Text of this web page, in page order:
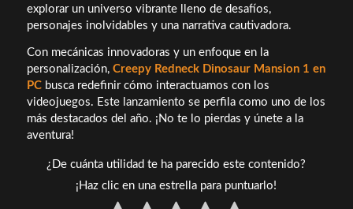
explorar un universo vibrante lleno de desafíos,
personajes inolvidables y una narrativa cautivadora.
Con mecánicas innovadoras y un enfoque en la
personalización, Creepy Redneck Dinosaur Mansion 1 en
PCbusca redefinir cómo interactuamos con los
videojuegos. Este lanzamiento se perfila como uno de los
más destacados del año. ¡No te lo pierdas y únete a la
aventura!
¿De cuánta utilidad te ha parecido este contenido?
¡Haz clic en una estrella para puntuarlo!